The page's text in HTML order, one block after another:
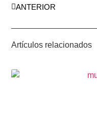
ANTERIOR
Artículos relacionados